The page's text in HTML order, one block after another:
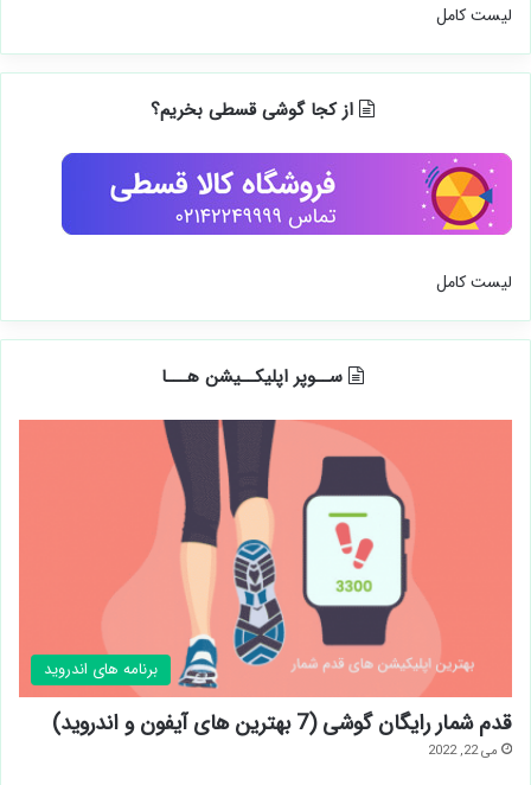
لیست کامل
از کجا گوشی قسطی بخریم؟
لیست کامل
ســوپر اپلیکــیشن هـــا
برنامه های اندروید
قدم شمار رایگان گوشی (7 بهترین های آیفون و اندروید)
می 22, 2022